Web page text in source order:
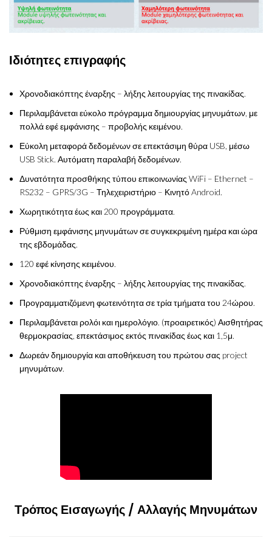
Ιδιότητες επιγραφής
Χρονοδιακόπτης έναρξης – λήξης λειτουργίας της πινακίδας.
Περιλαμβάνεται εύκολο πρόγραμμα δημιουργίας μηνυμάτων, με
πολλά εφέ εμφάνισης – προβολής κειμένου.
Εύκολη μεταφορά δεδομένων σε επεκτάσιμη θύρα USB, μέσω
USB Stick. Αυτόματη παραλαβή δεδομένων.
Δυνατότητα προσθήκης τύπου επικοινωνίας WiFi – Ethernet –
RS232 – GPRS/3G – Τηλεχειριστήριο – Κινητό Android.
Χωρητικότητα έως και 200 προγράμματα.
Ρύθμιση εμφάνισης μηνυμάτων σε συγκεκριμένη ημέρα και ώρα
της εβδομάδας.
120 εφέ κίνησης κειμένου.
Χρονοδιακόπτης έναρξης – λήξης λειτουργίας της πινακίδας.
Προγραμματιζόμενη φωτεινότητα σε τρία τμήματα του 24ώρου.
Περιλαμβάνεται ρολόι και ημερολόγιο. (προαιρετικός) Αισθητήρας
θερμοκρασίας, επεκτάσιμος εκτός πινακίδας έως και 1,5μ.
Δωρεάν δημιουργία και αποθήκευση του πρώτου σας project
μηνυμάτων.
Τρόπος Εισαγωγής / Αλλαγής Μηνυμάτων